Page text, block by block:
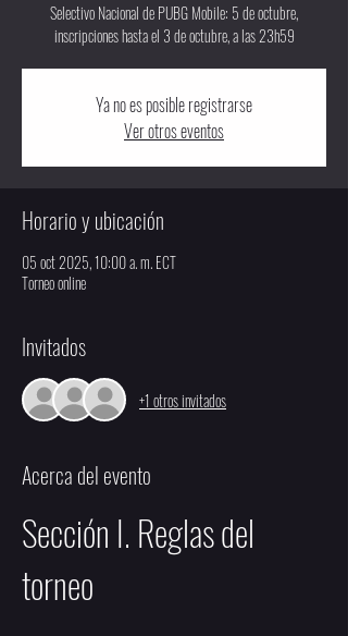
Selectivo Nacional de PUBG Mobile: 5 de octubre,
inscripciones hasta el 3 de octubre, a las 23h59
Ya no es posible registrarse
Ver otros eventos
Horario y ubicación
05 oct 2025, 10:00 a. m. ECT
Torneo online
Invitados
+1 otros invitados
Acerca del evento
Sección I. Reglas del
torneo